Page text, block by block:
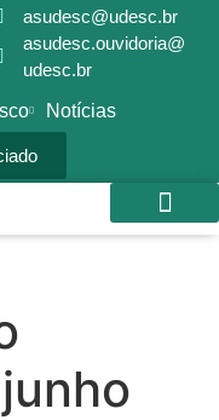
asudesc@udesc.br
asudesc.ouvidoria@
udesc.br
Notícias